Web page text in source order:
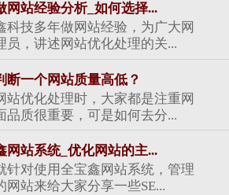
网站经验分析_如何选择...
科技多年做网站经验，为广大网
员，讲述网站优化处理的关...
断一个网站质量高低？
站优化处理时，大家都是注重网
品质很重要，可是如何去分...
网站系统_优化网站的主...
针对使用全宝鑫网站系统，管理
网站来给大家分享一些SE...